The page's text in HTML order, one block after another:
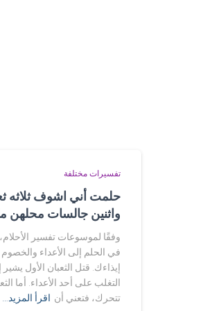
تفسيرات مختلفة
حلمت أني اشوف ثلاثه
واثنين جالسات محلهن
وفقًا لموسوعات تفسير الأحلام،
في الحلم إلى الأعداء والخصوم
إيذاءك. قتل الثعبان الأول
التغلب على أحد الأعداء. أما
تتحرك، فتعني أن اقرأ المزيد…